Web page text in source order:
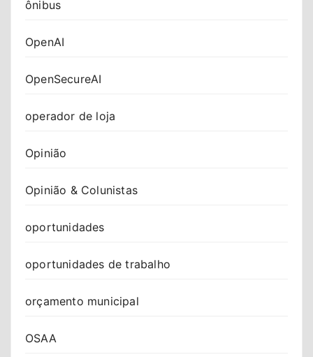
ônibus
OpenAI
OpenSecureAI
operador de loja
Opinião
Opinião & Colunistas
oportunidades
oportunidades de trabalho
orçamento municipal
OSAA